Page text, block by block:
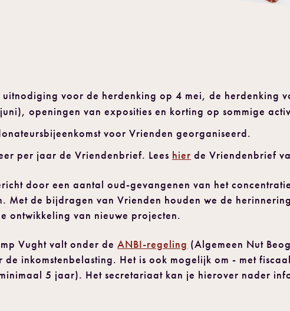
voor de herdenking op 4 mei, de herdenking
openingen van exposities en korting op sommige
voor Vrienden georganiseerd.
per jaar de Vriendenbrief. Lees hier de Vriendenbrief
door een aantal oud-gevangenen van het
Met de bijdragen van Vrienden houden we de
ontwikkeling van nieuwe projecten.
Vught valt onder de ANBI-regeling (Algemeen Nut
inkomstenbelasting. Het is ook mogelijk om - met
5 jaar). Het secretariaat kan je hierover nader